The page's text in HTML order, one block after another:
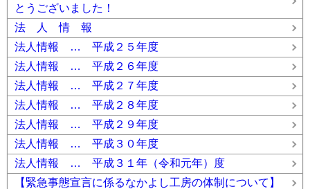
とうございました！
法 人 情 報
法人情報 … 平成２５年度
法人情報 … 平成２６年度
法人情報 … 平成２７年度
法人情報 … 平成２８年度
法人情報 … 平成２９年度
法人情報 … 平成３０年度
法人情報 … 平成３１年（令和元年）度
【緊急事態宣言に係るなかよし工房の体制について】